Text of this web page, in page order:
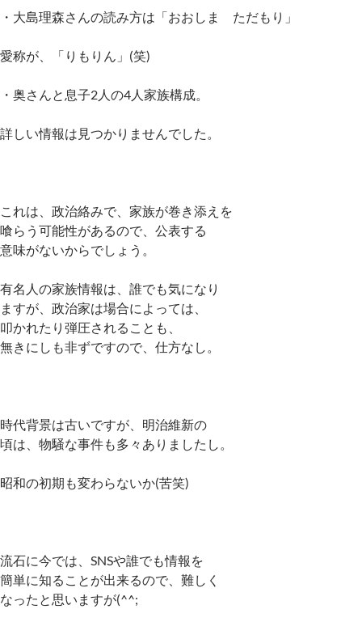
・大島理森さんの読み方は「おおしま ただもり」
愛称が、「りもりん」(笑)
・奥さんと息子2人の4人家族構成。
詳しい情報は見つかりませんでした。
これは、政治絡みで、家族が巻き添えを
喰らう可能性があるので、公表する
意味がないからでしょう。
有名人の家族情報は、誰でも気になり
ますが、政治家は場合によっては、
叩かれたり弾圧されることも、
無きにしも非ずですので、仕方なし。
時代背景は古いですが、明治維新の
頃は、物騒な事件も多々ありましたし。
昭和の初期も変わらないか(苦笑)
流石に今では、SNSや誰でも情報を
簡単に知ることが出来るので、難しく
なったと思いますが(^^;